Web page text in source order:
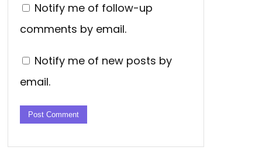
Notify me of follow-up
comments by email.
Notify me of new posts by
email.